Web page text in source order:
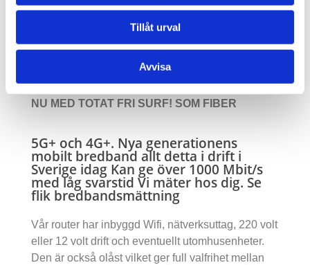
Tillåt urval
Avvisa
Du får av oss Hastighetsmätning av mobilt
bredband av alla operatörer se
bredbandsmätning under annan flik
NU MED TOTAT FRI SURF! SOM FIBER
5G+ och 4G+. Nya generationens
mobilt bredband allt detta i drift i
Sverige idag Kan ge över 1000 Mbit/s
med låg svarstid Vi mäter hos dig. Se
flik bredbandsmättning
Vår router har inbyggd Wifi, nätverksuttag, 220 volt
eller 12 volt drift och eventuellt utomhusenheter.
Den är också olåst vilket ger full valfrihet mellan